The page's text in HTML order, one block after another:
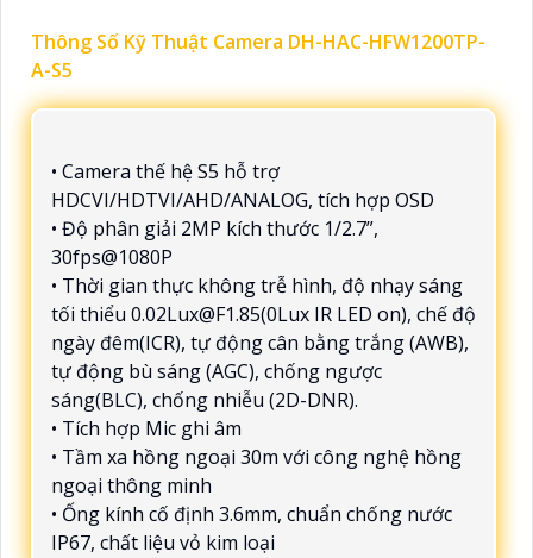
Thông Số Kỹ Thuật Camera DH-HAC-HFW1200TP-
A-S5
• Camera thế hệ S5 hỗ trợ
HDCVI/HDTVI/AHD/ANALOG, tích hợp OSD
• Độ phân giải 2MP kích thước 1/2.7”,
30fps@1080P
• Thời gian thực không trễ hình, độ nhạy sáng
tối thiểu 0.02Lux@F1.85(0Lux IR LED on), chế độ
ngày đêm(ICR), tự động cân bằng trắng (AWB),
tự động bù sáng (AGC), chống ngược
sáng(BLC), chống nhiễu (2D-DNR).
• Tích hợp Mic ghi âm
• Tầm xa hồng ngoại 30m với công nghệ hồng
ngoại thông minh
• Ống kính cố định 3.6mm, chuẩn chống nước
IP67, chất liệu vỏ kim loại